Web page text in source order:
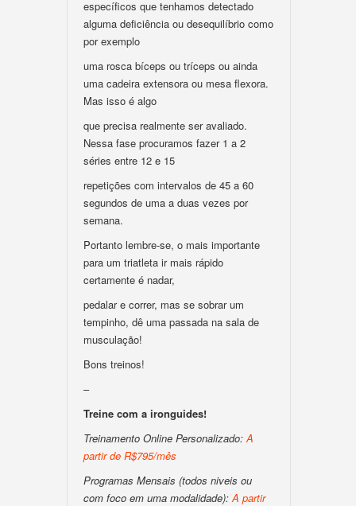
específicos que tenhamos detectado
alguma deficiência ou desequilíbrio como
por exemplo
uma rosca bíceps ou tríceps ou ainda
uma cadeira extensora ou mesa flexora.
Mas isso é algo
que precisa realmente ser avaliado.
Nessa fase procuramos fazer 1 a 2
séries entre 12 e 15
repetições com intervalos de 45 a 60
segundos de uma a duas vezes por
semana.
Portanto lembre-se, o mais importante
para um triatleta ir mais rápido
certamente é nadar,
pedalar e correr, mas se sobrar um
tempinho, dê uma passada na sala de
musculação!
Bons treinos!
–
Treine com a ironguides!
Treinamento Online Personalizado:A
partir de R$795/mês
Programas Mensais (todos niveis ou
com foco em uma modalidade):A partir